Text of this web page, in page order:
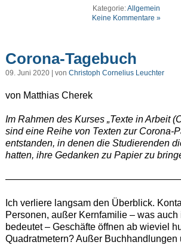
Kategorie:Allgemein
Keine Kommentare »
Corona-Tagebuch
09. Juni 2020 | von Christoph Cornelius Leuchter
von Matthias Cherek
Im Rahmen des Kurses „Texte in Arbeit
sind eine Reihe von Texten zur Corona-
entstanden, in denen die Studierenden
hatten, ihre Gedanken zu Papier zu
Ich verliere langsam den Überblick.
Personen, außer Kernfamilie – was auch
bedeutet – Geschäfte öffnen ab wieviel
Quadratmetern? Außer Buchhandlungen